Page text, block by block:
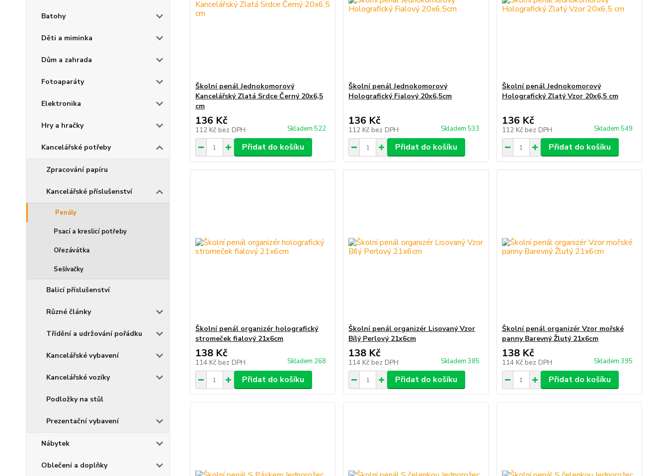
Batohy
Děti a miminka
Dům a zahrada
Fotoaparáty
Elektronika
Hry a hračky
Kancelářské potřeby
Zpracování papíru
Kancelářské příslušenství
Penály
Psací a kreslicí potřeby
Ořezávátka
Sešívačky
Balicí příslušenství
Různé články
Třídění a udržování pořádku
Kancelářské vybavení
Kancelářské vozíky
Podložky na stůl
Prezentační vybavení
Nábytek
Oblečení a doplňky
Školní penál Jednokomorový
Kancelářský Zlatá Srdce Černý 20x6,5
cm
136 Kč
112 Kč bez DPH Skladem 522
Přidat do košíku
Školní penál Jednokomorový
Holografický Fialový 20x6,5cm
136 Kč
112 Kč bez DPH Skladem 533
Přidat do košíku
Školní penál Jednokomorový
Holografický Zlatý Vzor 20x6,5 cm
136 Kč
112 Kč bez DPH Skladem 549
Přidat do košíku
Školní penál organizér holografický
stromeček fialový 21x6cm
138 Kč
114 Kč bez DPH Skladem 268
Přidat do košíku
Školní penál organizér Lisovaný Vzor
Bílý Perlový 21x6cm
138 Kč
114 Kč bez DPH Skladem 385
Přidat do košíku
Školní penál organizér Vzor mořské
panny Barevný Žlutý 21x6cm
138 Kč
114 Kč bez DPH Skladem 395
Přidat do košíku